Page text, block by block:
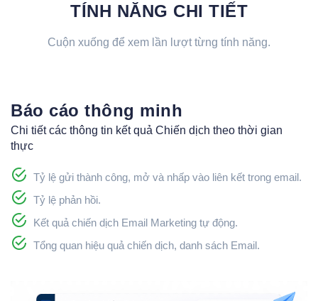
TÍNH NĂNG CHI TIẾT
Cuộn xuống để xem lần lượt từng tính năng.
Báo cáo thông minh
Chi tiết các thông tin kết quả Chiến dịch theo thời gian
thực
Tỷ lệ gửi thành công, mở và nhấp vào liên kết trong email.
Tỷ lệ phản hồi.
Kết quả chiến dịch Email Marketing tự động.
Tổng quan hiệu quả chiến dịch, danh sách Email.